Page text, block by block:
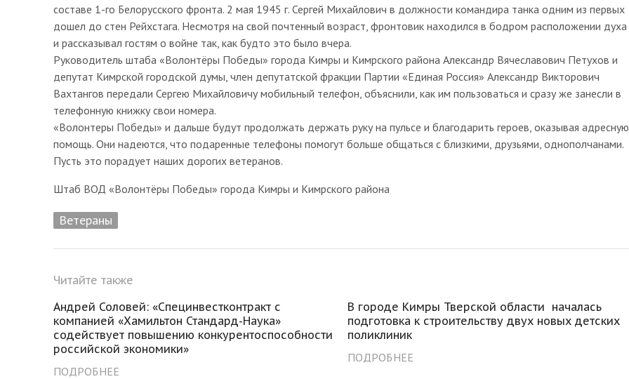
составе 1-го Белорусского фронта. 2 мая 1945 г. Сергей Михайлович в должности командира танка одним из первых
дошел до стен Рейхстага. Несмотря на свой почтенный возраст, фронтовик находился в бодром расположении духа
и рассказывал гостям о войне так, как будто это было вчера.
Руководитель штаба «Волонтёры Победы» города Кимры и Кимрского района Александр Вячеславович Петухов и
депутат Кимрской городской думы, член депутатской фракции Партии «Единая Россия» Александр Викторович
Вахтангов передали Сергею Михайловичу мобильный телефон, объяснили, как им пользоваться и сразу же занесли в
телефонную книжку свои номера.
«Волонтеры Победы» и дальше будут продолжать держать руку на пульсе и благодарить героев, оказывая адресную
помощь. Они надеются, что подаренные телефоны помогут больше общаться с близкими, друзьями, однополчанами.
Пусть это порадует наших дорогих ветеранов.
Штаб ВОД «Волонтёры Победы» города Кимры и Кимрского района
Ветераны
Читайте также
Андрей Соловей: «Специнвестконтракт с
компанией «Хамильтон Стандард-Наука»
содействует повышению конкурентоспособности
российской экономики»
ПОДРОБНЕЕ
В городе Кимры Тверской области началась
подготовка к строительству двух новых детских
поликлиник
ПОДРОБНЕЕ